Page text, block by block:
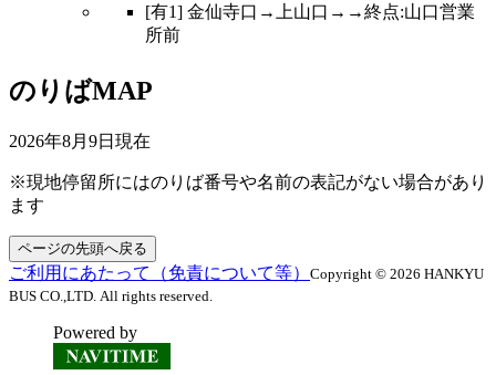
[有1] 金仙寺口→上山口→→終点:山口営業
所前
のりばMAP
2026年8月9日 現在
※現地停留所にはのりば番号や名前の表記がない場合があり
ます
ページの先頭へ戻る
ご利用にあたって（免責について等） Copyright © 2026 HANKYU
BUS CO.,LTD. All rights reserved.
Powered by